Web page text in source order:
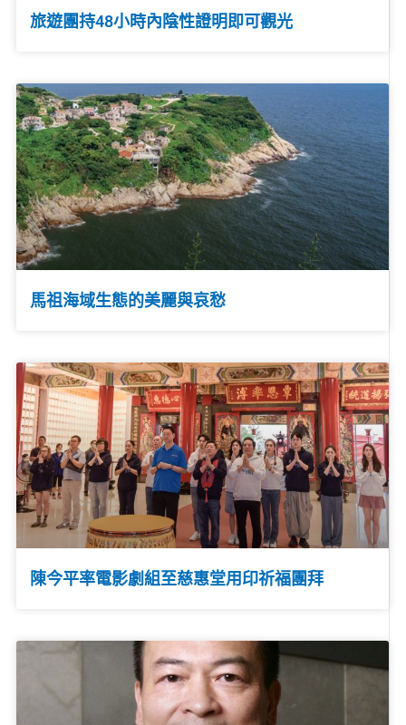
旅遊團持48小時內陰性證明即可觀光
馬祖海域生態的美麗與哀愁
陳今平率電影劇組至慈惠堂用印祈福團拜